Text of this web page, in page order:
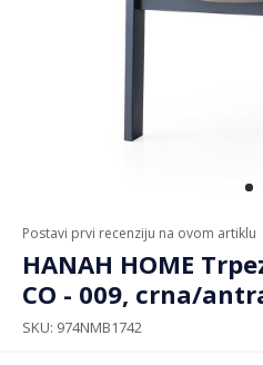
Postavi prvi recenziju na ovom artiklu
HANAH HOME
CO - 009, crna/
SKU 974NMB1742